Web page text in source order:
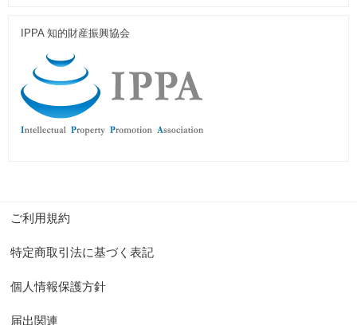
IPPA 知的財産振興協会
ご利用規約
特定商取引法に基づく表記
個人情報保護方針
届出関連